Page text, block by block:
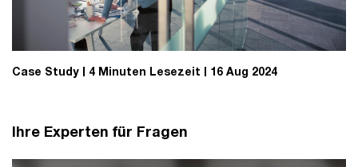
Case Study 4 Minuten Lesezeit 16 Aug 2024
Ihre Experten für Fragen